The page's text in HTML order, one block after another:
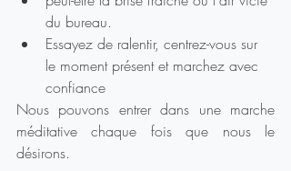
du bureau.
Essayez de ralentir, centrez-vous sur
le moment présent et marchez avec
confiance
Nous pouvons entrer dans une marche
méditative chaque fois que nous le
désirons.